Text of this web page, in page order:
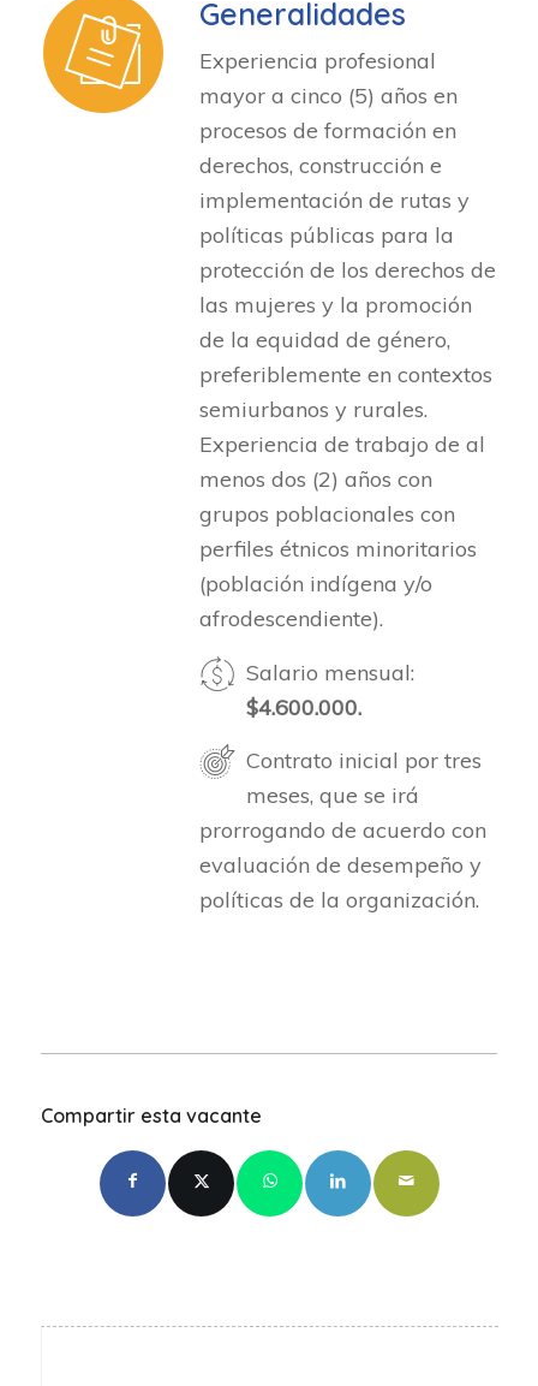
Generalidades
Experiencia profesional
mayor a cinco (5) años en
procesos de formación en
derechos, construcción e
implementación de rutas y
políticas públicas para la
protección de los derechos de
las mujeres y la promoción
de la equidad de género,
preferiblemente en contextos
semiurbanos y rurales.
Experiencia de trabajo de al
menos dos (2) años con
grupos poblacionales con
perfiles étnicos minoritarios
(población indígena y/o
afrodescendiente).
Salario mensual:
$4.600.000.
Contrato inicial por tres
meses, que se irá
prorrogando de acuerdo con
evaluación de desempeño y
políticas de la organización.
Compartir esta vacante